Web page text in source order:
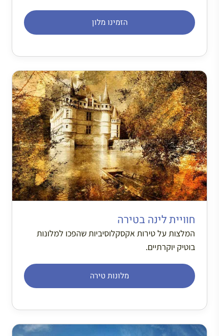
הזמינו מלון
חוויית לינה בטירה
המלצות על טירות אקסקלוסיביות שהפכו למלונות
בוטיק יוקרתיים.
מלונות טירה